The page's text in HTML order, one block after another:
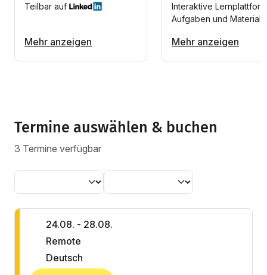
Teilbar auf
Mehr anzeigen
Interaktive
Aufgaben und
Mehr anzeigen
Termine auswählen & buchen
3 Termine verfügbar
24.08. - 28.08.
Remote
Deutsch